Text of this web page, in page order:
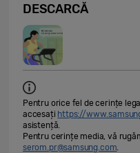
DESCARCĂ
Pentru orice fel de cerințe
accesați https://
asistență.
Pentru cerințe media, vă
serom.pr@samsung.com